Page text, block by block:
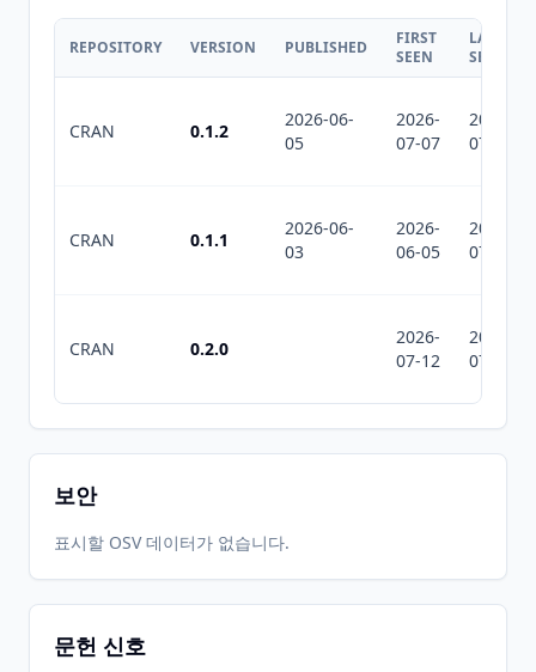
REPOSITORY VERSION PUBLISHED
FIRST
SEEN
LAST
SEEN
CRAN 0.1.2
2026-06-
05
2026-
07-07
2026-
07-11
CRAN 0.1.1
2026-06-
03
2026-
06-05
2026-
07-11
CRAN 0.2.0
2026-
07-12
2026-
07-12
보안
표시할 OSV 데이터가 없습니다.
문헌 신호